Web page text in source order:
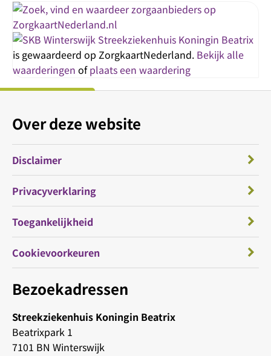
Streekziekenhuis Koningin Beatrix
is gewaardeerd op ZorgkaartNederland. Bekijk alle
waarderingen ofplaats een waardering
Bezoekadressen
Streekziekenhuis Koningin Beatrix
Beatrixpark 1
7101 BN Winterswijk
Over deze website
Disclaimer
Privacyverklaring
Toegankelijkheid
Cookievoorkeuren